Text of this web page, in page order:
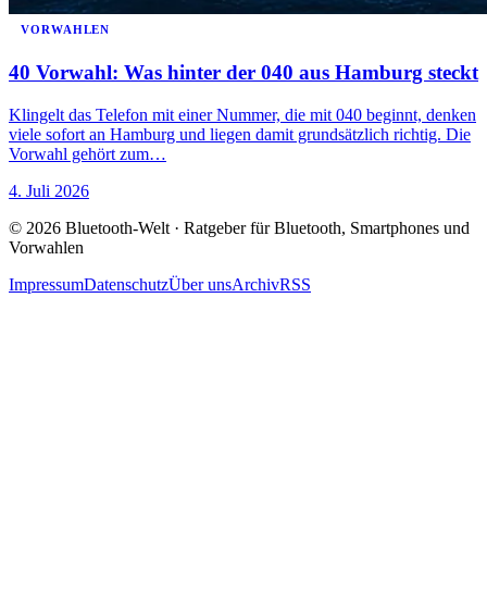
VORWAHLEN
40 Vorwahl: Was hinter der 040 aus Hamburg steckt
Klingelt das Telefon mit einer Nummer, die mit 040 beginnt, denken
viele sofort an Hamburg und liegen damit grundsätzlich richtig. Die
Vorwahl gehört zum…
4. Juli 2026
© 2026 Bluetooth-Welt · Ratgeber für Bluetooth, Smartphones und
Vorwahlen
ImpressumDatenschutzÜber unsArchivRSS